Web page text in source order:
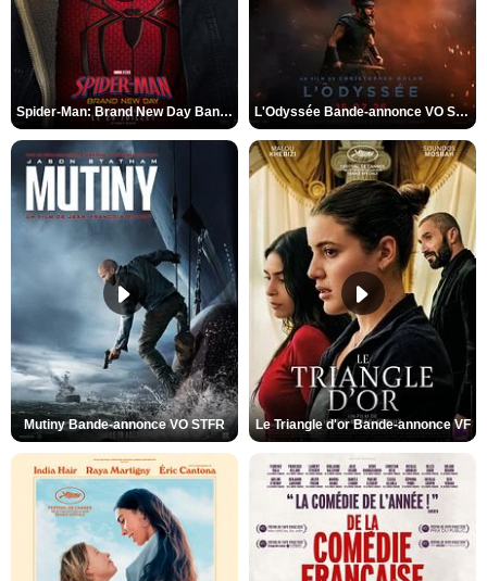
Spider-Man: Brand New Day Bande-annonce VO STFR L'Odyssée Bande-annonce VO STFR
Mutiny Bande-annonce VO STFR Le Triangle d'or Bande-annonce VF